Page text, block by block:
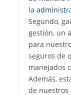
la
Segundo,
gestión, un
para
seguros de
manejados
Además,
de nuestros